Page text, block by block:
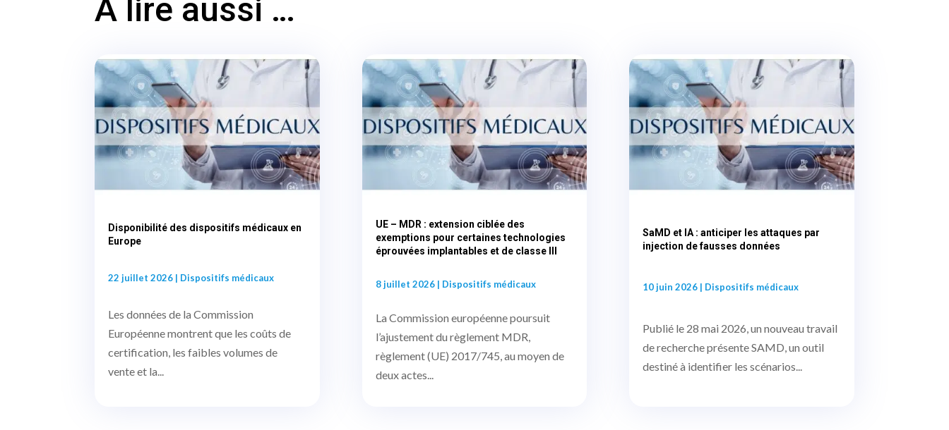
A lire aussi …
Disponibilité des dispositifs médicaux en
Europe
22 juillet 2026 | Dispositifs médicaux
Les données de la Commission
Européenne montrent que les coûts de
certification, les faibles volumes de
vente et la...
UE – MDR : extension ciblée des
exemptions pour certaines technologies
éprouvées implantables et de classe III
8 juillet 2026| Dispositifs médicaux
La Commission européenne poursuit
l’ajustement du règlement MDR,
règlement (UE) 2017/745, au moyen de
deux actes...
SaMD et IA : anticiper les attaques par
injection de fausses données
10 juin 2026| Dispositifs médicaux
Publié le 28 mai 2026, un nouveau travail
de recherche présente SAMD, un outil
destiné à identifier les scénarios...